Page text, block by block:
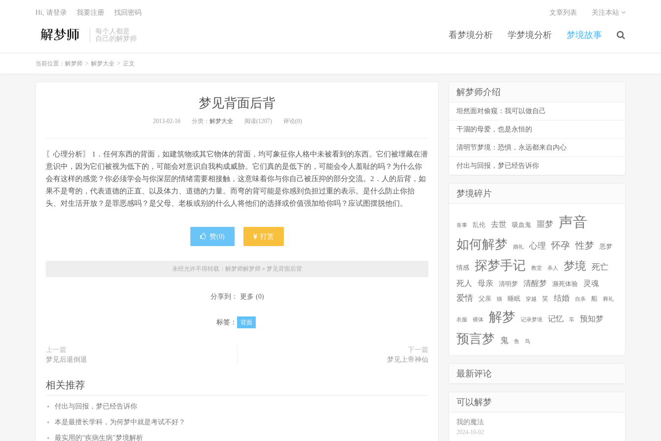
每个人都是
自己的解梦师
看梦境分析 学梦境分析 梦境故事
文章列表 关注本站
Hi, 请登录 我要注册 找回密码
当前位置： 解梦师 > 解梦大全 > 正文
梦见背面后背
2013-02-16 分类： 解梦大全 阅读(1207) 评论(0)
〖心理分析〗 1．任何东西的背面，如建筑物或其它物体的背面，均可象征你人格中未被看到的东西。它们被埋藏在潜
意识中，因为它们被视为低下的，可能会对意识自我构成威胁。它们真的是低下的，可能会令人羞耻的吗？为什么你
会有这样的感觉？你必须学会与你深层的情绪需要相接触，这意味着你与你自己被压抑的部分交流。2．人的后背，如
果不是弯的，代表道德的正直、以及体力、道德的力量。而弯的背可能是你感到负担过重的表示。是什么防止你抬
头、对生活开放？是罪恶感吗？是父母、老板或别的什么人将他们的选择或价值强加给你吗？应试图摆脱他们。
赞(0) 打赏
未经允许不得转载：解梦师解梦师 » 梦见背面后背
分享到： 更多 (0)
标签： 背面
上一篇
梦见后退倒退
下一篇
梦见上帝神仙
相关推荐
付出与回报，梦已经告诉你
本是最擅长学科，为何梦中就是考试不好？
最实用的“疾病生病”梦境解析
解梦师介绍
坦然面对偷窥：我可以做自己
干涸的母爱，也是永恒的
清明节梦境：恐惧，永远都来自内心
付出与回报，梦已经告诉你
梦境碎片
丧事 乱伦 去世 吸血鬼 噩梦 声音
如何解梦 婚礼 心理 怀孕 性梦 恶梦
情感 探梦手记 教堂 杀人 梦境 死亡
死人 母亲 清明梦 清醒梦 濒死体验 灵魂
爱情 父亲 猫 睡眠 穿越 笑 结婚 自杀 船 葬礼
衣服 裸体 解梦 记录梦境 记忆 车 预知梦
预言梦 鬼 鱼 鸟
最新评论
可以解梦
我的魔法
2024-10-02